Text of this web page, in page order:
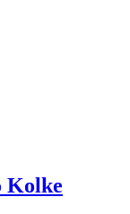
Kolke